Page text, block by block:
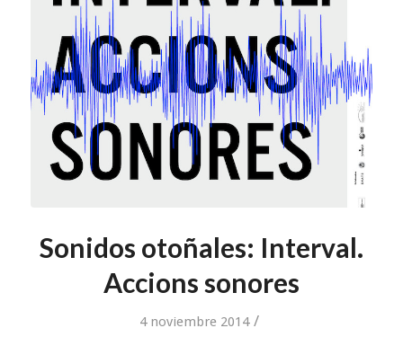
Sonidos otoñales: Interval.
Accions sonores
4 noviembre 2014 /